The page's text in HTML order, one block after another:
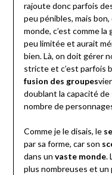
rajoute donc parfois
peu pénibles, mais
monde, c’est comme la
peu limitée et aurait
bien. Là, on doit gérer
stricte et c’est parfois
fusion des groupes
doublant la capacité de
nombre de
Comme je le disais, le
par sa forme, car son
dans un vaste monde.
plus nombreuses et un